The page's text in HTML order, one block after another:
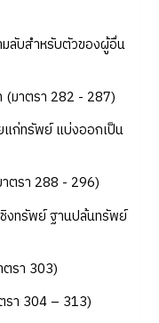
บสำหรับตัวของผู้อื่น
าตรา 282 - 287)
ก่ทรัพย์ แบ่งออกเป็น
า 288 - 296)
รัพย์ ฐานปล้นทรัพย์
า 303)
304 – 313)